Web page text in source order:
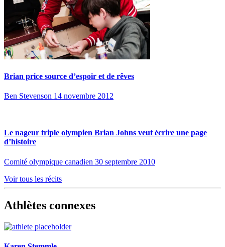
Brian price source d’espoir et de rêves
Ben Stevenson 14 novembre 2012
Le nageur triple olympien Brian Johns veut écrire une page
d’histoire
Comité olympique canadien 30 septembre 2010
Voir tous les récits
Athlètes connexes